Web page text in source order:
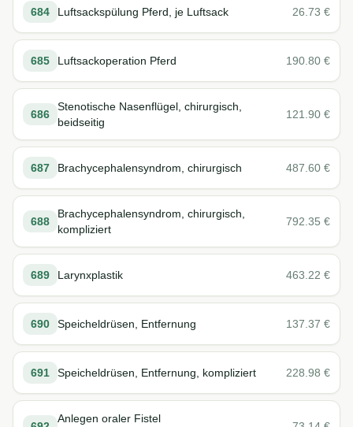
684 Luftsackspülung Pferd, je Luftsack 26.73 €
685 Luftsackoperation Pferd 190.80 €
686
Stenotische Nasenflügel, chirurgisch,
beidseitig
121.90 €
687 Brachycephalensyndrom, chirurgisch 487.60 €
688
Brachycephalensyndrom, chirurgisch,
kompliziert
792.35 €
689 Larynxplastik 463.22 €
690 Speicheldrüsen, Entfernung 137.37 €
691 Speicheldrüsen, Entfernung, kompliziert 228.98 €
Anlegen oraler Fistel